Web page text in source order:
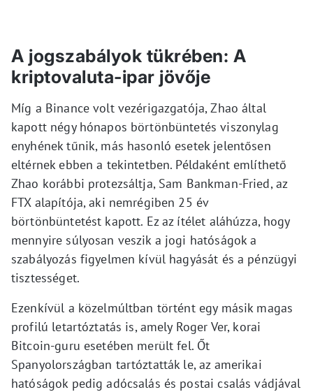
A jogszabályok tükrében: A
kriptovaluta-ipar jövője
Míg a Binance volt vezérigazgatója, Zhao által
kapott négy hónapos börtönbüntetés viszonylag
enyhének tűnik, más hasonló esetek jelentősen
eltérnek ebben a tekintetben. Példaként említhető
Zhao korábbi protezsáltja, Sam Bankman-Fried, az
FTX alapítója, aki nemrégiben 25 év
börtönbüntetést kapott. Ez az ítélet aláhúzza, hogy
mennyire súlyosan veszik a jogi hatóságok a
szabályozás figyelmen kívül hagyását és a pénzügyi
tisztességet.
Ezenkívül a közelmúltban történt egy másik magas
profilú letartóztatás is, amely Roger Ver, korai
Bitcoin-guru esetében merült fel. Őt
Spanyolországban tartóztatták le, az amerikai
hatóságok pedig adócsalás és postai csalás vádjával